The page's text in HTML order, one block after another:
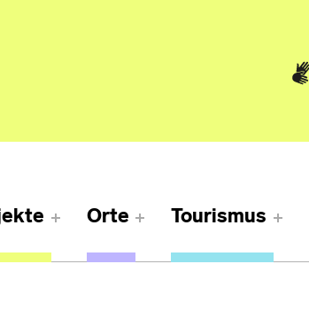
Orte Tourismus